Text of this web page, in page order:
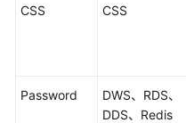
CSS CSS
Password
DWS、RDS、
DDS、Redis